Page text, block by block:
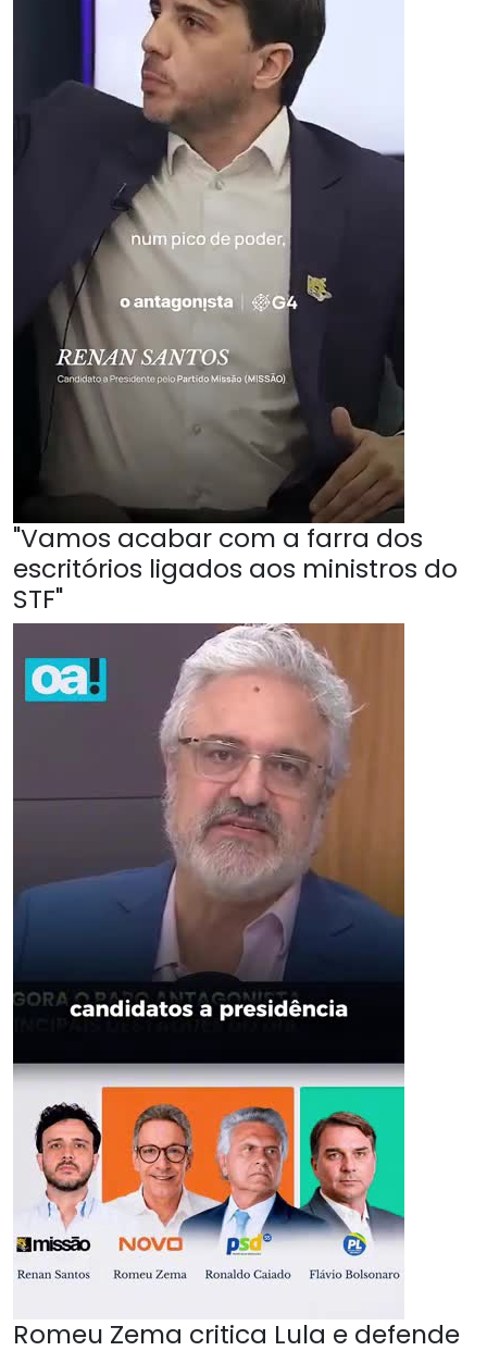
"Vamos acabar com a farra dos
escritórios ligados aos ministros do
STF"
Romeu Zema critica Lula e defende